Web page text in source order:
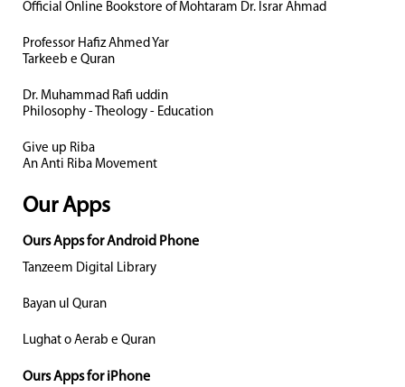
Official Online Bookstore of Mohtaram Dr. Israr Ahmad
Professor Hafiz Ahmed Yar
Tarkeeb e Quran
Dr. Muhammad Rafi uddin
Philosophy - Theology - Education
Give up Riba
An Anti Riba Movement
Our Apps
Ours Apps for Android Phone
Tanzeem Digital Library
Bayan ul Quran
Lughat o Aerab e Quran
Ours Apps for iPhone